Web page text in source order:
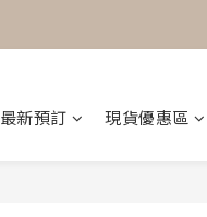
最新預訂 現貨優惠區